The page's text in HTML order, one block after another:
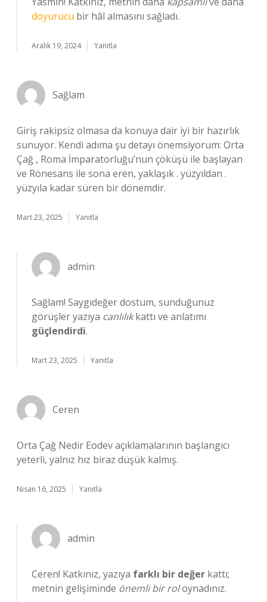
doyurucu bir hâl almasını sağladı.
Aralık 19, 2024 Yanıtla
Sağlam
Giriş rakipsiz olmasa da konuya dair iyi bir hazırlık
sunuyor. Kendi adıma şu detayı önemsiyorum: Orta
Çağ , Roma İmparatorluğu’nun çöküşü ile başlayan
ve Rönesans ile sona eren, yaklaşık . yüzyıldan .
yüzyıla kadar süren bir dönemdir.
Mart 23, 2025 Yanıtla
admin
Sağlam! Saygıdeğer dostum, sunduğunuz
görüşler yazıya canlılıkkattı ve anlatımı
güçlendirdi.
Mart 23, 2025 Yanıtla
Ceren
Orta Çağ Nedir Eodev açıklamalarının başlangıcı
yeterli, yalnız hız biraz düşük kalmış.
Nisan 16, 2025 Yanıtla
admin
Ceren! Katkınız, yazıya farklı bir değer kattı;
metnin gelişiminde önemli bir roloynadınız.